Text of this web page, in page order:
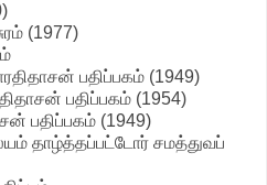
(1977)
பதிப்பகம் (1949)
பதிப்பகம் (1954)
பதிப்பகம் (1949)
தாழ்த்தப்பட்டோர் சமத்துவப்